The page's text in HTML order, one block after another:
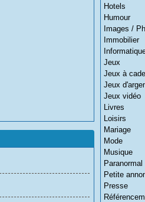
Hotels
Humour
Images /
Immobilier
Jeux
Jeux à
Jeux
Jeux vidéo
Livres
Loisirs
Mariage
Mode
Musique
Paranormal
Petite
Presse